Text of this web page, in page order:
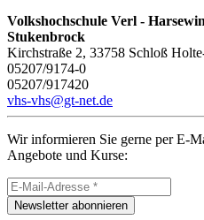
Volkshochschule Verl -
Stukenbrock
Kirchstraße 2, 33758 Schloß
05207/9174-0
05207/917420
vhs-vhs@gt-net.de
Wir informieren Sie gerne per E-
Angebote und Kurse:
Newsletter abonnieren